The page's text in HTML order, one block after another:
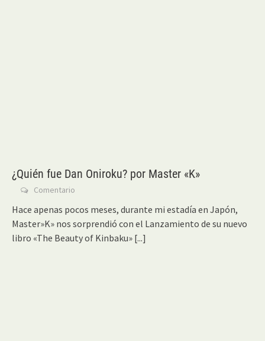
¿Quién fue Dan Oniroku? por Master «K»
Comentario
Hace apenas pocos meses, durante mi estadía en Japón,
Master»K» nos sorprendió con el Lanzamiento de su nuevo
libro «The Beauty of Kinbaku» [...]